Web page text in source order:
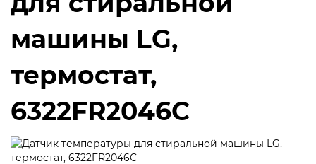
машины LG,
термостат,
6322FR2046C